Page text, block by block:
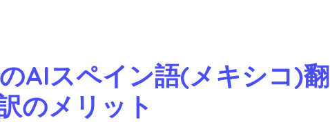
AIスペイン語(メキシコ)翻
のメリット